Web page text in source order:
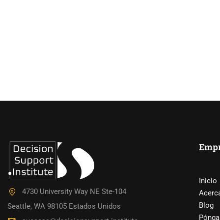
4730 University Way NE Ste-104
Seattle, WA 98105 Estados Unidos
Inicio
Blog
¿Ha acumulado una gran